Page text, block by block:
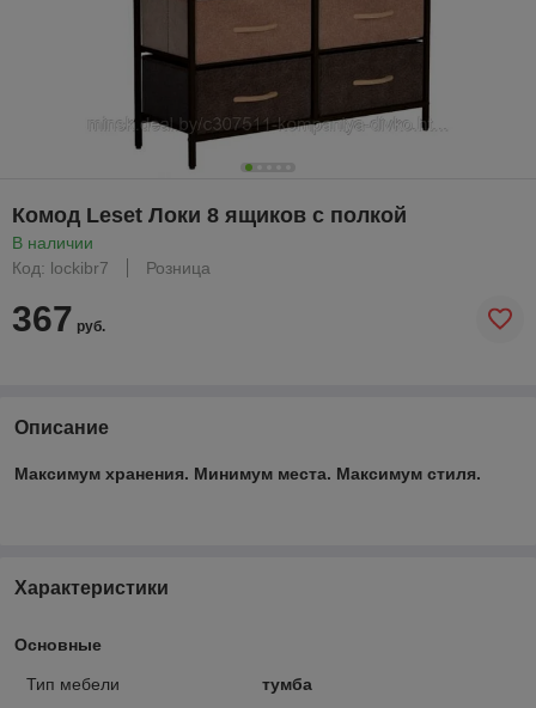
Комод Leset Локи 8 ящиков с полкой
В наличии
Код: lockibr7
Розница
367 руб.
Описание
Максимум хранения. Минимум места. Максимум стиля.
Характеристики
Основные
Тип мебели
тумба